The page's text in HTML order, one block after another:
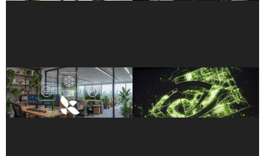
NVIDIA Nemotron 以
LangChain Deep Agents
Harness 達成基準測試領先效
能
AI 創新者採用 NVIDIA
Vera：為何在大規模運作下仍
具備最高單執行緒效能的 CPU
至關重要